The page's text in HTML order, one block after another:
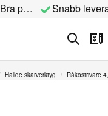
Bra priser Snabb leverans
Hällde skärverktyg Råkostrivare